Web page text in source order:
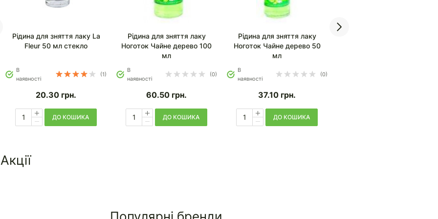
Рідина для зняття лаку La
Fleur 50 мл стекло
В
наявності
(1)
20.30 грн.
ДО КОШИКА
Рідина для зняття лаку
Ноготок Чайне дерево 100
мл
В
наявності
(0)
60.50 грн.
ДО КОШИКА
Рідина для зняття лаку
Ноготок Чайне дерево 50
мл
В
наявності
(0)
37.10 грн.
ДО КОШИКА
Акції